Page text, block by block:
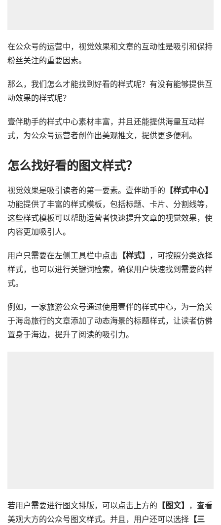
在公众号的运营中，视觉效果和文章的互动性是吸引和保持
粉丝关注的重要因素。
那么，我们怎么才能找到好看的样式呢？有没有能够提供互
动效果的样式呢？
壹伴助手的样式中心素材丰富，并且还能提供海量互动样
式，为公众号运营者创作出美观推文，提供更多便利。
怎么找好看的图文样式？
视觉效果是吸引读者的第一要素。壹伴助手的 【样式中心】
功能提供了丰富的样式模板，包括标题、卡片、分割线等，
这些样式模板可以帮助运营者快速提升文章的视觉效果，使
内容更加吸引人。
用户只需要在左侧工具栏中点击 【样式】
，可按照分类选择
样式，也可以进行关键词检索，确保用户快速找到需要的样
式。
例如，一家旅游公众号通过使用壹伴的样式中心，为一篇关
于海岛旅行的文章添加了动态海景的标题样式，让读者仿佛
置身于海边，提升了阅读的吸引力。
若用户需要进行图文排版，可以点击上方的 【图文】
，查看
美观大方的公众号图文样式。并且，用户还可以选择 【三